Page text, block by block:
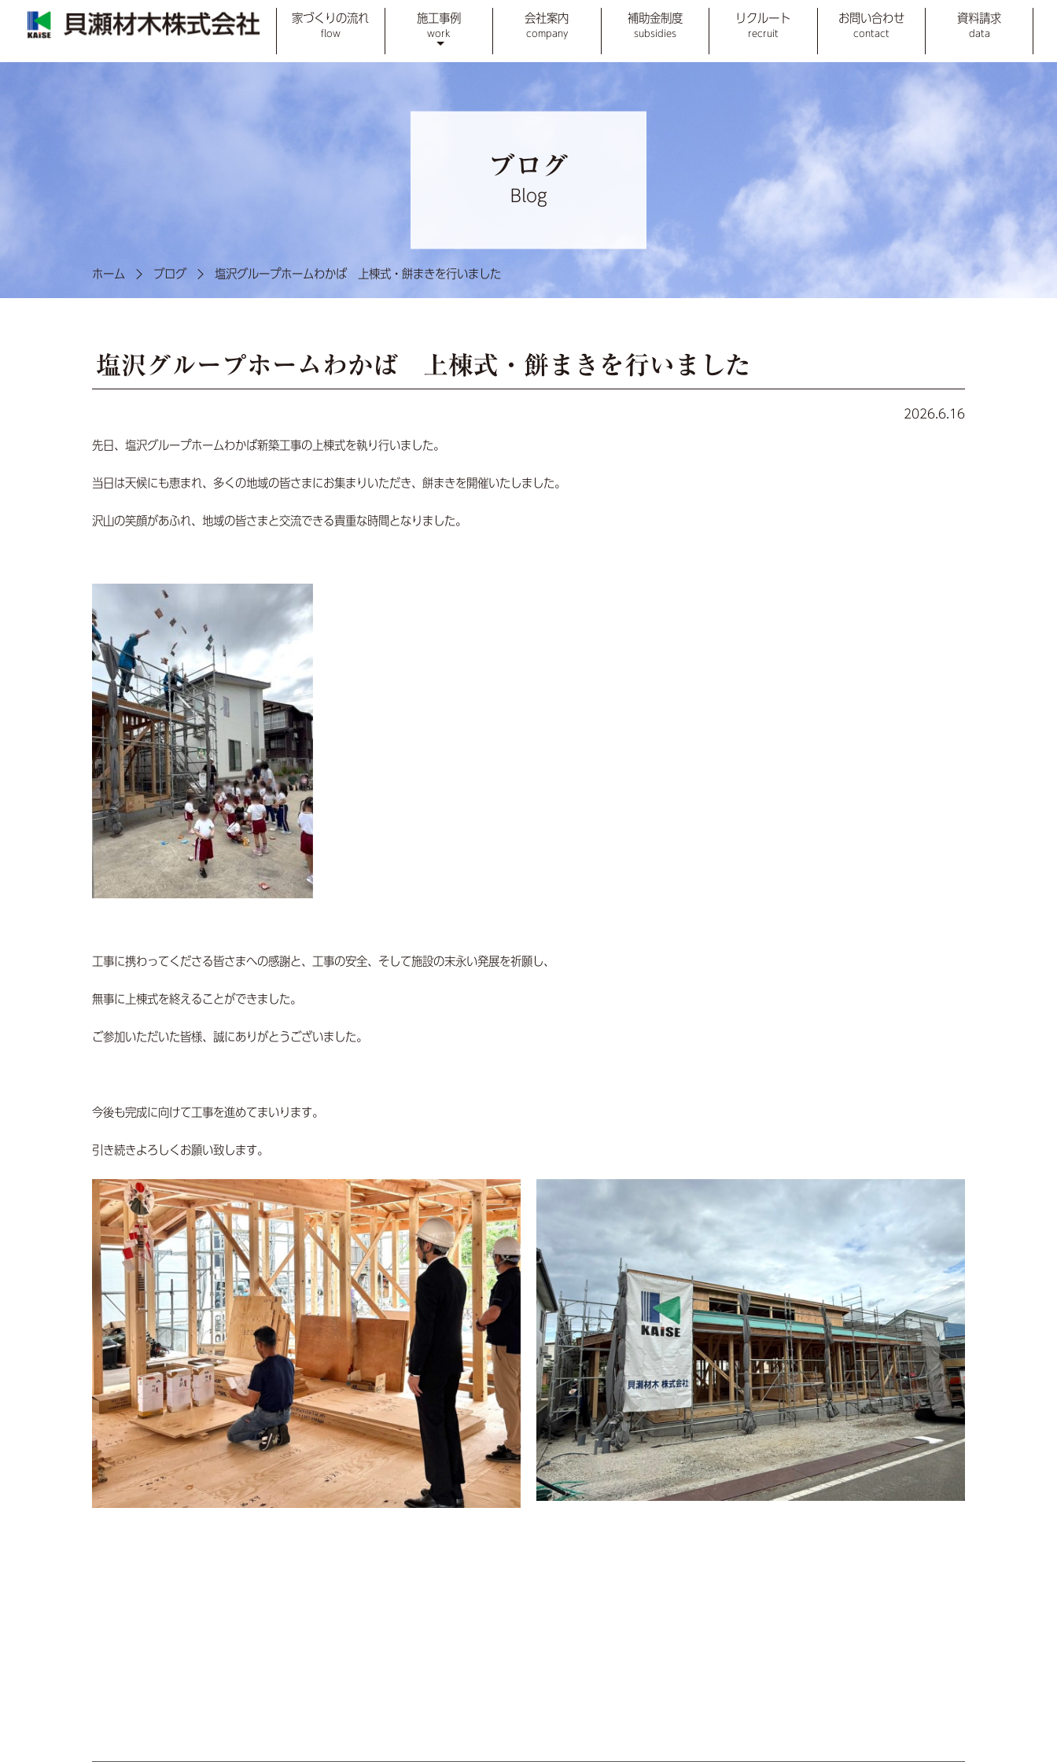
家づくりの流れ
flow
施工事例
work
会社案内
company
補助金制度
subsidies
リクルート
recruit
お問い合わせ
contact
資料請求
data
ブログ
Blog
ホーム ブログ 塩沢グループホームわかば 上棟式・餅まきを行いました
塩沢グループホームわかば 上棟式・餅まきを行いました
2026.6.16
先日、塩沢グループホームわかば新築工事の上棟式を執り行いました。
当日は天候にも恵まれ、多くの地域の皆さまにお集まりいただき、餅まきを開催いたしました。
沢山の笑顔があふれ、地域の皆さまと交流できる貴重な時間となりました。
工事に携わってくださる皆さまへの感謝と、工事の安全、そして施設の末永い発展を祈願し、
無事に上棟式を終えることができました。
ご参加いただいた皆様、誠にありがとうございました。
今後も完成に向けて工事を進めてまいります。
引き続きよろしくお願い致します。